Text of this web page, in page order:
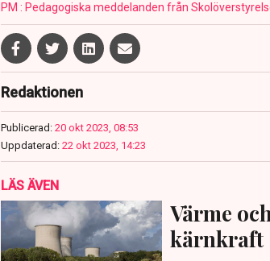
PM : Pedagogiska meddelanden från
Redaktionen
Publicerad: 20 okt 2023, 08:53
Uppdaterad: 22 okt 2023, 14:23
LÄS ÄVEN
Värme
kärnkraft